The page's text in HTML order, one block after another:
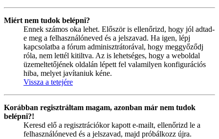
Miért nem tudok belépni?
Ennek számos oka lehet. Először is ellenőrizd, hogy jól adtad-
e meg a felhasználóneved és a jelszavad. Ha igen, lépj
kapcsolatba a fórum adminisztrátorával, hogy meggyőződj
róla, nem lettél kitiltva. Az is lehetséges, hogy a weboldal
üzemeltetőjének oldalán lépett fel valamilyen konfigurációs
hiba, melyet javítaniuk kéne.
Vissza a tetejére
Korábban regisztráltam magam, azonban már nem tudok
belépni?!
Keresd elő a regisztrációkor kapott e-mailt, ellenőrizd le a
felhasználóneved és a jelszavad, majd próbálkozz újra.